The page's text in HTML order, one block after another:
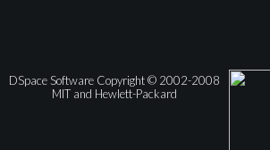
DSpace Software Copyright © 2002-2008
MIT and Hewlett-Packard